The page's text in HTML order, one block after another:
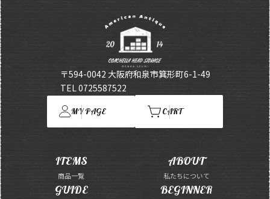
〒594-0042 大阪府和泉市箕形町6-1-49
TEL 0725587522
MY PAGE CART
ITEMS
商品一覧
ABOUT
私たちについて
GUIDE BEGINNER